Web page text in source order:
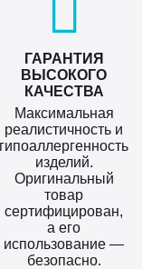
ГАРАНТИЯ
ВЫСОКОГО
КАЧЕСТВА
Максимальная
реалистичность и
гипоаллергенность
изделий.
Оригинальный
товар
сертифицирован,
а его
использование —
безопасно.